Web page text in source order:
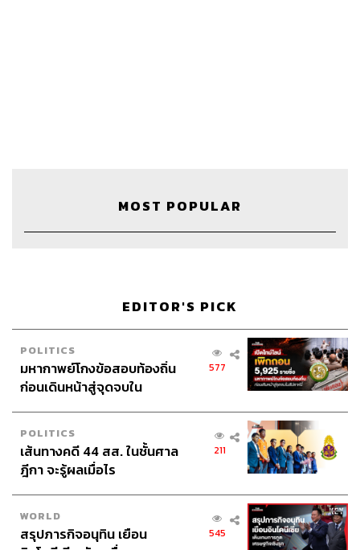
The Secret Sauce
เคน นครินทร์
Seafresh
ณฤทธิ์ เจียอาภา
MOST POPULAR
EDITOR'S PICK
POLITICS
มหากาพย์โกงข้อสอบท้องถิ่น
ก่อนเดินหน้าสู่จุดจบใน
577
POLITICS
เส้นทางคดี 44 สส. ในชั้นศาล
ฎีกา จะรู้ผลเมื่อไร
211
WORLD
สรุปภารกิจอนุทิน เยือน
545